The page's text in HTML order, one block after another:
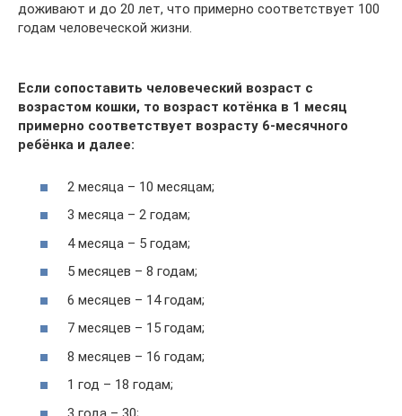
доживают и до 20 лет, что примерно соответствует 100
годам человеческой жизни.
Если сопоставить человеческий возраст с
возрастом кошки, то возраст котёнка в 1 месяц
примерно соответствует возрасту 6-месячного
ребёнка и далее:
2 месяца – 10 месяцам;
3 месяца – 2 годам;
4 месяца – 5 годам;
5 месяцев – 8 годам;
6 месяцев – 14 годам;
7 месяцев – 15 годам;
8 месяцев – 16 годам;
1 год – 18 годам;